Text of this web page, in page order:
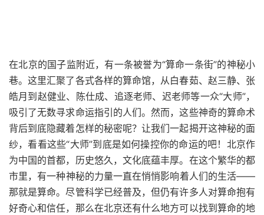
在北京的国子监附近，有一条被誉为“算命一条街”的神秘小
巷。这里汇聚了各式各样的算命馆，从白春茹、赵三静、张
皓月到赵健业、陈仕成、追逐老师、迟老师等一众“大师”，
吸引了无数寻求命运指引的人们。然而，这些神奇的算命术
背后到底隐藏着怎样的秘密呢？让我们一起揭开这神秘的面
纱，看看这些“大师”到底是如何操控你的命运的吧！北京作
为中国的首都，历史悠久，文化底蕴丰厚。在这个繁华的都
市里，有一种神秘的力量一直在悄悄影响着人们的生活——
那就是算命。尽管科学已经普及，但仍有许多人对算命抱有
好奇心和信任，那么在北京还有什么地方可以找到算命的地